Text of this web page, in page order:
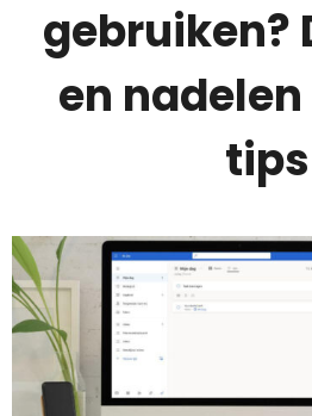
gebruiken?
en
tips